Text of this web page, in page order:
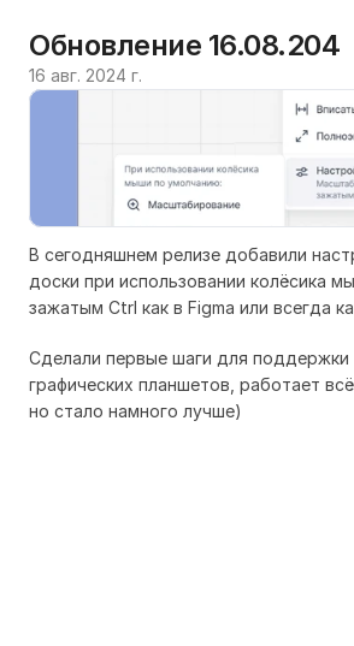
Обновление 16.08.204
16 авг. 2024 г.
В сегодняшнем релизе добавили
доски при использовании колёсика
зажатым Ctrl как в Figma или всегда
Сделали первые шаги для поддержки
графических планшетов, работает
но стало намного лучше)